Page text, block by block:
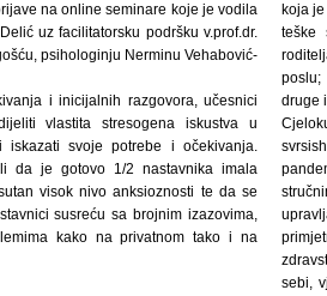
na online seminare koje je vodila
uz facilitatorsku podršku v.prof.dr.
psihologinju Nerminu Vehabović-
i inicijalnih razgovora, učesnici
vlastita stresogena iskustva u
iskazati svoje potrebe i očekivanja.
da je gotovo 1/2 nastavnika imala
visok nivo anksioznosti te da se
susreću sa brojnim izazovima,
kako na privatnom tako i na
koja
teške
druge
sebi,